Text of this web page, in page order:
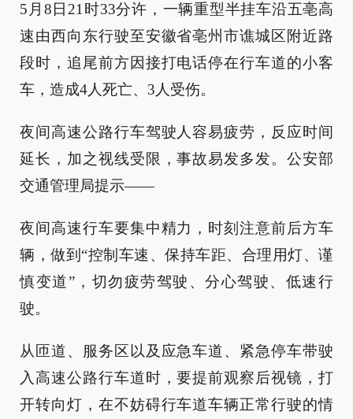
5月8日21时33分许，一辆重型半挂车沿五亳高
速由西向东行驶至安徽省亳州市谯城区附近路
段时，追尾前方因接打电话停在行车道的小客
车，造成4人死亡、3人受伤。
夜间高速公路行车驾驶人容易疲劳，反应时间
延长，加之视线受限，事故易发多发。公安部
交通管理局提示——
夜间高速行车要集中精力，时刻注意前后方车
辆，做到“控制车速、保持车距、合理用灯、谨
慎变道”，切勿疲劳驾驶、分心驾驶、低速行
驶。
从匝道、服务区以及应急车道、紧急停车带驶
入高速公路行车道时，要提前观察后视镜，打
开转向灯，在不妨碍行车道车辆正常行驶的情